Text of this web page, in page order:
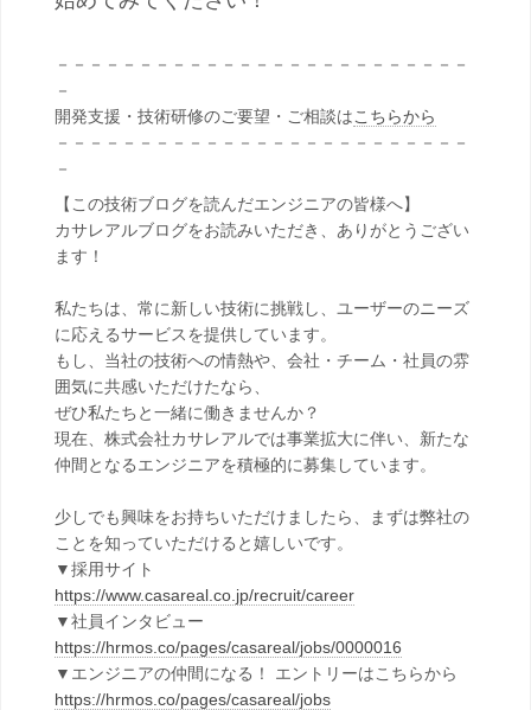
－－－－－－－－－－－－－－－－－－－－－－－－－
－
開発支援・技術研修のご要望・ご相談はこちらから
－－－－－－－－－－－－－－－－－－－－－－－－－
－
【この技術ブログを読んだエンジニアの皆様へ】
カサレアルブログをお読みいただき、ありがとうござい
ます！
私たちは、常に新しい技術に挑戦し、ユーザーのニーズ
に応えるサービスを提供しています。
もし、当社の技術への情熱や、会社・チーム・社員の雰
囲気に共感いただけたなら、
ぜひ私たちと一緒に働きませんか？
現在、株式会社カサレアルでは事業拡大に伴い、新たな
仲間となるエンジニアを積極的に募集しています。
少しでも興味をお持ちいただけましたら、まずは弊社の
ことを知っていただけると嬉しいです。
▼採用サイト
https://www.casareal.co.jp/recruit/career
▼社員インタビュー
https://hrmos.co/pages/casareal/jobs/0000016
▼エンジニアの仲間になる！ エントリーはこちらから
https://hrmos.co/pages/casareal/jobs